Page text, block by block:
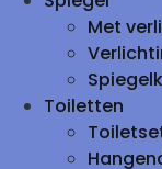
Met
Toiletten